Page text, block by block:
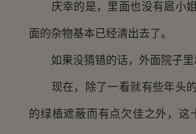
庆幸的是，里面也没有扈小姐
面的杂物基本已经清出去了。
如果没猜错的话，外面院子里
现在，除了一看就有些年头的
的绿植遮蔽而有点欠佳之外，